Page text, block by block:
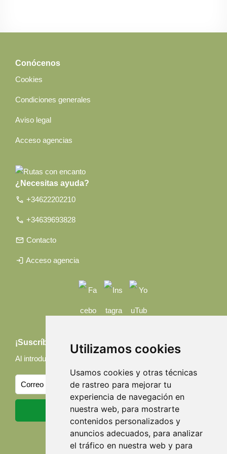
Utilizamos cookies
Usamos cookies y otras técnicas
de rastreo para mejorar tu
experiencia de navegación en
nuestra web, para mostrarte
contenidos personalizados y
anuncios adecuados, para analizar
el tráfico en nuestra web y para
Conócenos
Cookies
Condiciones generales
Aviso legal
Acceso agencias
¿Necesitas ayuda?
call +34622202210
call +34639693828
email Contacto
login Acceso agencia
¡Suscríbete a nuestras noticias!
Al introducir tu email, aceptas nuestra